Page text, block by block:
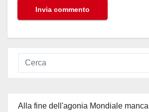
Alla fine dell'agonia Mondiale